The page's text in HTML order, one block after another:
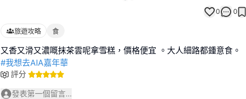
0 0
旅遊攻略 食
#我想去AIA嘉年華
評分
發表第一個留言...